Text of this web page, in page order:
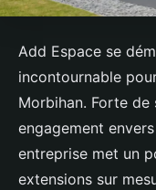
Add Espace se
incontournable
Morbihan. Forte
engagement
entreprise met un
extensions sur